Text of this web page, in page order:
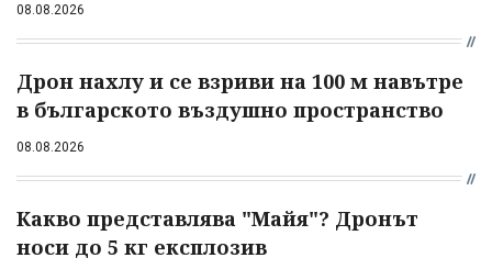
08.08.2026
Дрон нахлу и се взриви на 100 м навътре
в българското въздушно пространство
08.08.2026
Какво представлява "Майя"? Дронът
носи до 5 кг експлозив